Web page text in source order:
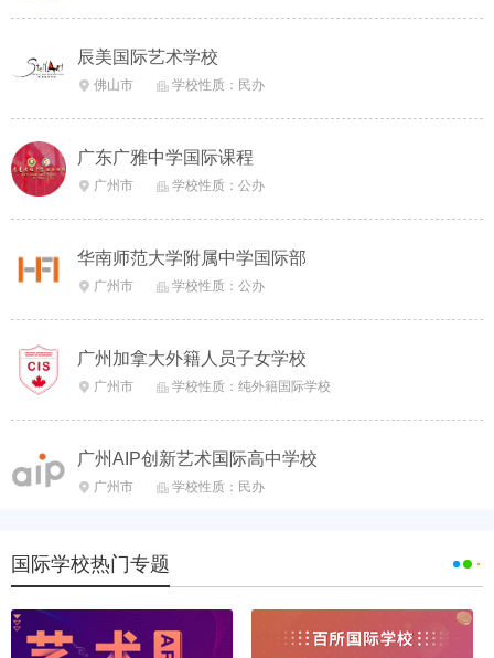
辰美国际艺术学校
 佛山市  学校性质：民办
广东广雅中学国际课程
 广州市  学校性质：公办
华南师范大学附属中学国际部
 广州市  学校性质：公办
广州加拿大外籍人员子女学校
 广州市  学校性质：纯外籍国际学校
广州AIP创新艺术国际高中学校
 广州市  学校性质：民办
国际学校热门专题